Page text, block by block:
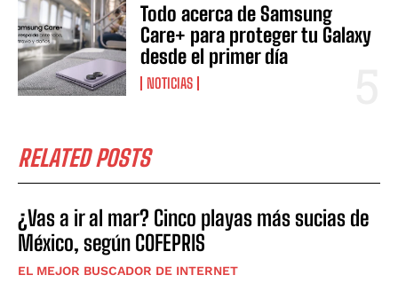
Todo acerca de Samsung
Care+ para proteger tu Galaxy
desde el primer día
NOTICIAS
RELATED POSTS
¿Vas a ir al mar? Cinco playas más sucias de
México, según COFEPRIS
EL MEJOR BUSCADOR DE INTERNET